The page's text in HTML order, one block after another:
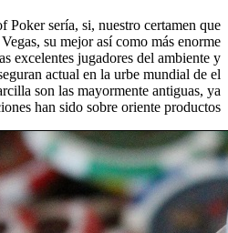
Poker serí­a, si, nuestro certamen que
su mejor así­ como más enorme
excelentes jugadores del ambiente y
actual en la urbe mundial de el
son las mayormente antiguas, ya
han sido sobre oriente productos.